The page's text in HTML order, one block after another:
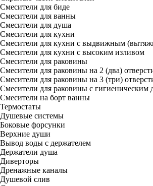
Смесители для биде
Смесители для ванны
Смесители для душа
Смесители для кухни
Смесители для кухни с выдвижным
Смесители для кухни с высоким изливом
Смесители для раковины
Смесители для раковины на 2 (два)
Смесители для раковины на 3 (три)
Смесители для раковины с гигиеническим
Смесители на борт ванны
Термостаты
Душевые системы
Боковые форсунки
Верхние души
Вывод воды с держателем
Держатели душа
Диверторы
Дренажные каналы
Душевой слив